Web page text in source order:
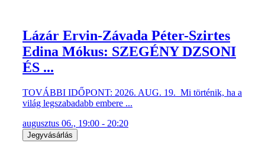
Lázár Ervin-Závada Péter-Szirtes
Edina Mókus: SZEGÉNY DZSONI
ÉS ...
TOVÁBBI IDŐPONT: 2026. AUG. 19. Mi történik, ha a
világ legszabadabb embere ...
augusztus 06., 19:00 - 20:20
Jegyvásárlás